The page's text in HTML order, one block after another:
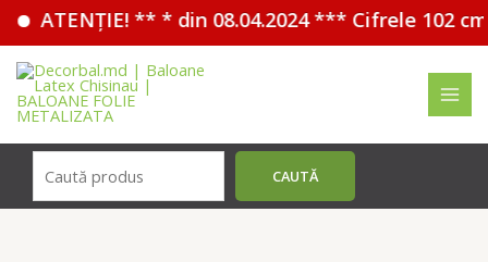
ATENȚIE! ** * din 08.04.2024 *** Cifrele 102 cm
Перейти
содержимому
CAUTĂ